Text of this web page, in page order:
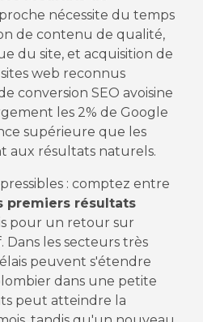
nécessite du temps
de contenu de qualité,
du site, et acquisition de
web reconnus
conversion SEO avoisine
les 2% de Google
supérieure que les
aux résultats naturels.
: comptez entre
premiers résultats
pour un retour sur
Dans les secteurs très
peuvent s'étendre
dans une petite
peut atteindre la